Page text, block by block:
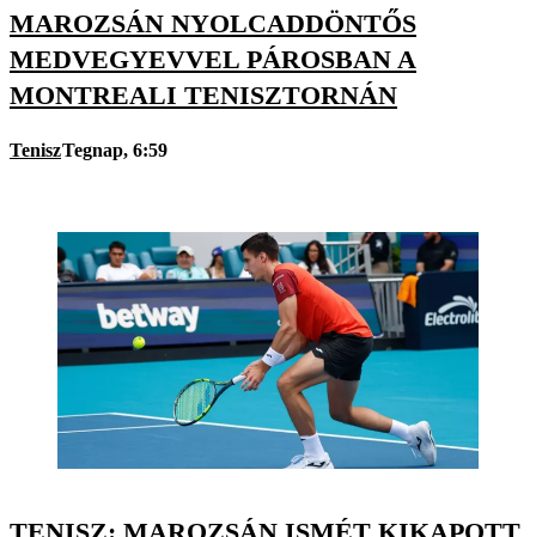
MAROZSÁN NYOLCADDÖNTŐS
MEDVEGYEVVEL PÁROSBAN A
MONTREALI TENISZTORNÁN
TeniszTegnap, 6:59